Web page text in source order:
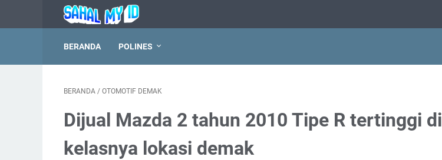
BERANDA POLINES
BERANDA / OTOMOTIF DEMAK
Dijual Mazda 2 tahun 2010 Tipe R tertinggi di
kelasnya lokasi demak